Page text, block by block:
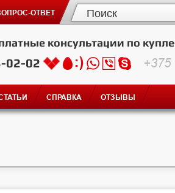
ОТВЕТ
консультации по
02-02 +375
СПРАВКА ОТЗЫВЫ